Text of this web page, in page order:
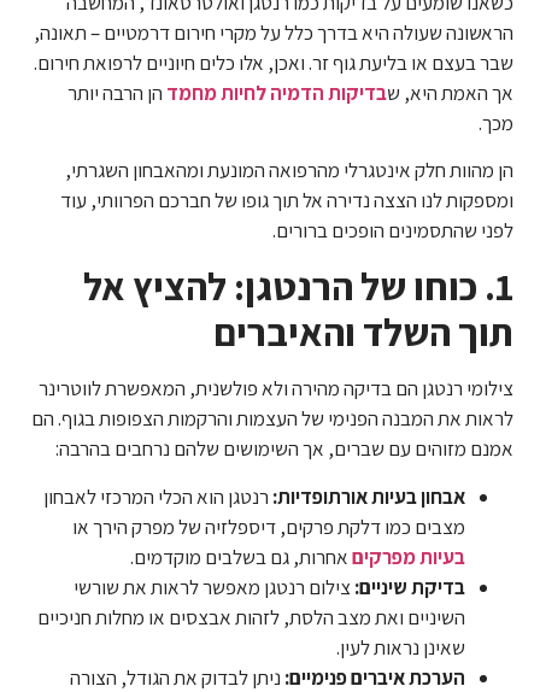
הראשונה שעולה היא בדרך כלל על מקרי חירום דרמטיים – תאונה,
שבר בעצם או בליעת גוף זר. ואכן, אלו כלים חיוניים לרפואת חירום.
אך האמת היא, שבדיקות הדמיה לחיות מחמד הן הרבה יותר
מכך.
הן מהוות חלק אינטגרלי מהרפואה המונעת ומהאבחון השגרתי,
ומספקות לנו הצצה נדירה אל תוך גופו של חברכם הפרוותי, עוד
לפני שהתסמינים הופכים ברורים.
1. כוחו של הרנטגן: להציץ אל
תוך השלד והאיברים
צילומי רנטגן הם בדיקה מהירה ולא פולשנית, המאפשרת לווטרינר
לראות את המבנה הפנימי של העצמות והרקמות הצפופות בגוף. הם
אמנם מזוהים עם שברים, אך השימושים שלהם נרחבים בהרבה:
אבחון בעיות אורתופדיות: רנטגן הוא הכלי המרכזי לאבחון
מצבים כמו דלקת פרקים, דיספלזיה של מפרק הירך או
בעיות מפרקיםאחרות, גם בשלבים מוקדמים.
בדיקת שיניים: צילום רנטגן מאפשר לראות את שורשי
השיניים ואת מצב הלסת, לזהות אבצסים או מחלות חניכיים
שאינן נראות לעין.
הערכת איברים פנימיים: ניתן לבדוק את הגודל, הצורה